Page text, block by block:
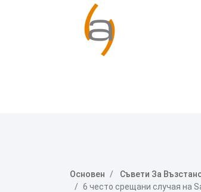
Основен
Съвети За
6 често срещани случая на